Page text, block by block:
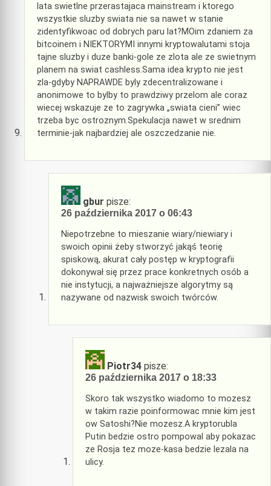
lata swietlne przerastajaca mainstream i ktorego
wszystkie sluzby swiata nie sa nawet w stanie
zidentyfikwoac od dobrych paru lat?MOim zdaniem za
bitcoinem i NIEKTORYMI innymi kryptowalutami stoja
tajne sluzby i duze banki-gole ze zlota ale ze swietnym
planem na swiat cashless.Sama idea krypto nie jest
zla-gdyby NAPRAWDE byly zdecentralizowane i
anonimowe to bylby to prawdziwy przelom ale coraz
wiecej wskazuje ze to zagrywka „swiata cieni” wiec
trzeba byc ostroznym.Spekulacja nawet w srednim
terminie-jak najbardziej ale oszczedzanie nie.
gbur pisze:
26 października 2017 o 06:43
Niepotrzebne to mieszanie wiary/niewiary i
swoich opinii żeby stworzyć jakąś teorię
spiskową, akurat cały postęp w kryptografii
dokonywał się przez prace konkretnych osób a
nie instytucji, a najważniejsze algorytmy są
nazywane od nazwisk swoich twórców.
Piotr34 pisze:
26 października 2017 o 18:33
Skoro tak wszystko wiadomo to mozesz
w takim razie poinformowac mnie kim jest
ow Satoshi?Nie mozesz.A kryptorubla
Putin bedzie ostro pompowal aby pokazac
ze Rosja tez moze-kasa bedzie lezala na
ulicy.